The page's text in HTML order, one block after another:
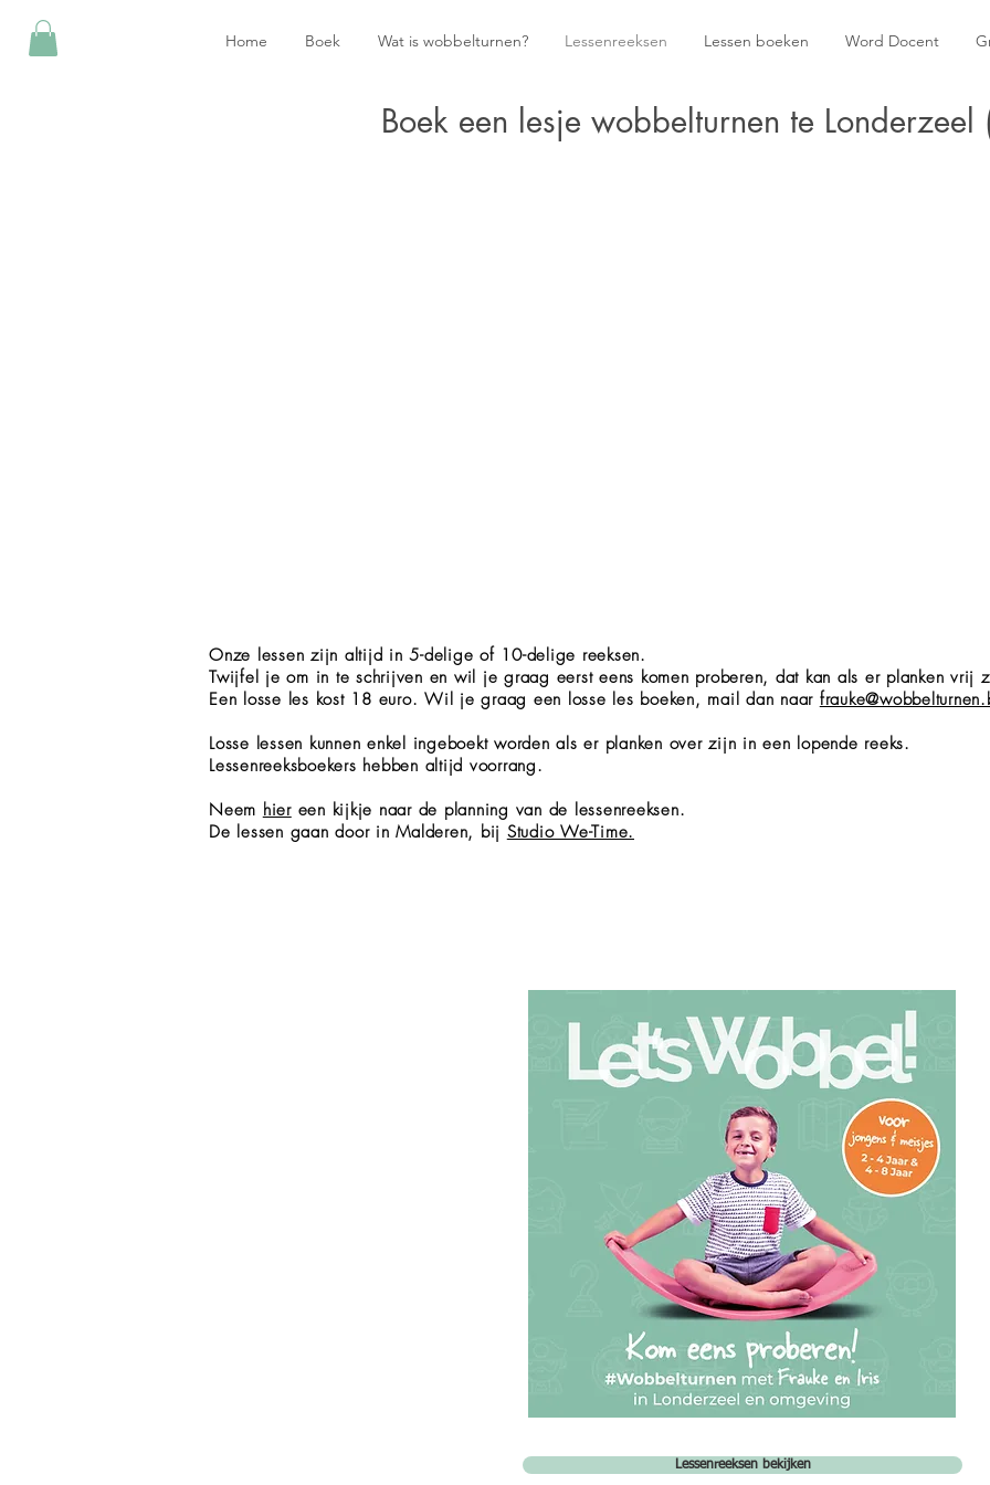
Home Boek Wat is wobbelturnen? Lessenreeksen Lessen boeken Word Docent
Boek een lesje wobbelturnen te Londerzeel
Onze lessen zijn altijd in 5-delige of 10-delige reeksen.
Twijfel je om in te schrijven en wil je graag eerst eens komen proberen, dat kan als er planken vrij
Een losse les kost 18 euro. Wil je graag een losse les boeken, mail dan naar
​Losse lessen kunnen enkel ingeboekt worden als er planken over zijn in een lopende reeks.
Lessenreeksboekers hebben altijd voorrang.
Neem hiereen kijkje naar de planning van de lessenreeksen.
De lessen gaan door in Malderen, bij Studio We-Time.
Lessenreeksen bekijken